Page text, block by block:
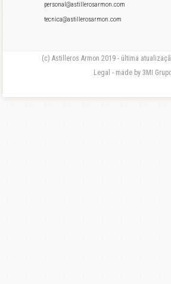
personal@astillerosarmon.com
tecnica@astillerosarmon.com
(c) Astilleros Armon 2019 - última
Legal - made by 3MI